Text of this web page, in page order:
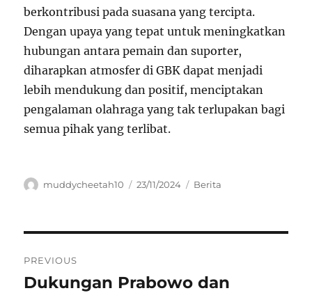
berkontribusi pada suasana yang tercipta.
Dengan upaya yang tepat untuk meningkatkan
hubungan antara pemain dan suporter,
diharapkan atmosfer di GBK dapat menjadi
lebih mendukung dan positif, menciptakan
pengalaman olahraga yang tak terlupakan bagi
semua pihak yang terlibat.
Author
muddycheetah10
Posted
23/11/2024 Categories
Berita
pos
PREVIOUS
Previous
Dukungan Prabowo dan